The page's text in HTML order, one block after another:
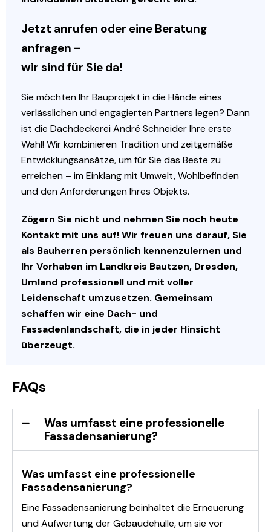
Jetzt anrufen oder eine Beratung
anfragen –
wir sind für Sie da!
Sie möchten Ihr Bauprojekt in die Hände eines
verlässlichen und engagierten Partners legen? Dann
ist die Dachdeckerei André Schneider Ihre erste
Wahl! Wir kombinieren Tradition und zeitgemäße
Entwicklungsansätze, um für Sie das Beste zu
erreichen – im Einklang mit Umwelt, Wohlbefinden
und den Anforderungen Ihres Objekts.
Zögern Sie nicht und nehmen Sie noch heute
Kontakt mit uns auf! Wir freuen uns darauf, Sie
als Bauherren persönlich kennenzulernen und
Ihr Vorhaben im Landkreis Bautzen, Dresden,
Umland professionell und mit voller
Leidenschaft umzusetzen. Gemeinsam
schaffen wir eine Dach- und
Fassadenlandschaft, die in jeder Hinsicht
überzeugt.
FAQs
Was umfasst eine professionelle
Fassadensanierung?
Was umfasst eine professionelle
Fassadensanierung?
Eine Fassadensanierung beinhaltet die Erneuerung
und Aufwertung der Gebäudehülle, um sie vor